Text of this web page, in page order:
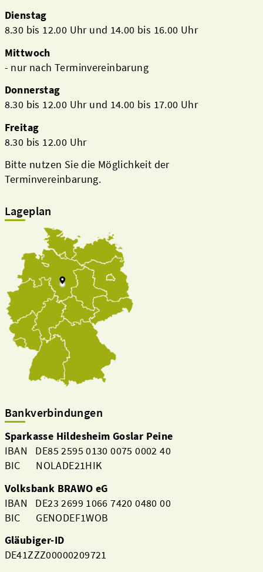
Dienstag
8.30 bis 12.00 Uhr und 14.00 bis 16.00 Uhr
Mittwoch
- nur nach Terminvereinbarung
Donnerstag
8.30 bis 12.00 Uhr und 14.00 bis 17.00 Uhr
Freitag
8.30 bis 12.00 Uhr
Bitte nutzen Sie die Möglichkeit der
Terminvereinbarung.
Lageplan
Bankverbindungen
Sparkasse Hildesheim Goslar Peine
IBAN DE85 2595 0130 0075 0002 40
BIC NOLADE21HIK
Volksbank BRAWO eG
IBAN DE23 2699 1066 7420 0480 00
BIC GENODEF1WOB
Gläubiger-ID
DE41ZZZ00000209721